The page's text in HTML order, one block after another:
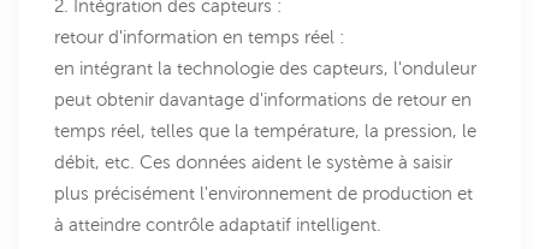
2. Intégration des capteurs :
retour d'information en temps réel :
en intégrant la technologie des capteurs, l'onduleur
peut obtenir davantage d'informations de retour en
temps réel, telles que la température, la pression, le
débit, etc. Ces données aident le système à saisir
plus précisément l'environnement de production et
à atteindre contrôle adaptatif intelligent.